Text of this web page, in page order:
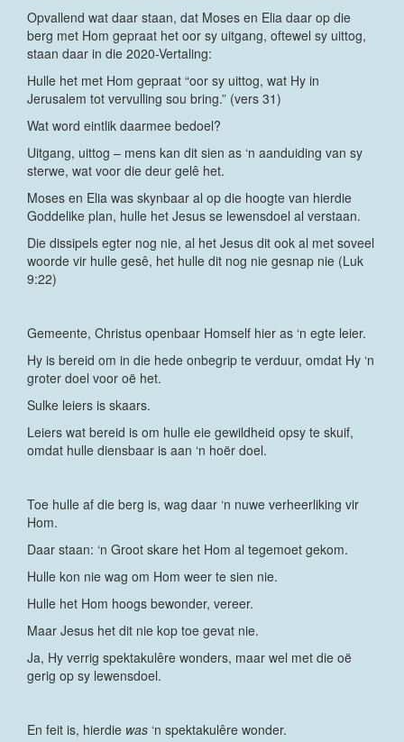
Opvallend wat daar staan, dat Moses en Elia daar op die
berg met Hom gepraat het oor sy uitgang, oftewel sy uittog,
staan daar in die 2020-Vertaling:
Hulle het met Hom gepraat “oor sy uittog, wat Hy in
Jerusalem tot vervulling sou bring.” (vers 31)
Wat word eintlik daarmee bedoel?
Uitgang, uittog – mens kan dit sien as ‘n aanduiding van sy
sterwe, wat voor die deur gelê het.
Moses en Elia was skynbaar al op die hoogte van hierdie
Goddelike plan, hulle het Jesus se lewensdoel al verstaan.
Die dissipels egter nog nie, al het Jesus dit ook al met soveel
woorde vir hulle gesê, het hulle dit nog nie gesnap nie (Luk
9:22)
Gemeente, Christus openbaar Homself hier as ‘n egte leier.
Hy is bereid om in die hede onbegrip te verduur, omdat Hy ‘n
groter doel voor oë het.
Sulke leiers is skaars.
Leiers wat bereid is om hulle eie gewildheid opsy te skuif,
omdat hulle diensbaar is aan ‘n hoër doel.
Toe hulle af die berg is, wag daar ‘n nuwe verheerliking vir
Hom.
Daar staan: ‘n Groot skare het Hom al tegemoet gekom.
Hulle kon nie wag om Hom weer te sien nie.
Hulle het Hom hoogs bewonder, vereer.
Maar Jesus het dit nie kop toe gevat nie.
Ja, Hy verrig spektakulêre wonders, maar wel met die oë
gerig op sy lewensdoel.
En feit is, hierdie was ‘n spektakulêre wonder.